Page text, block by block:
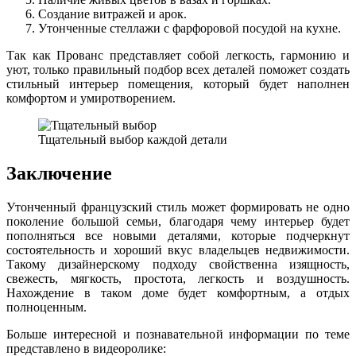
Создание витражей и арок.
Утонченные стеллажи с фарфоровой посудой на кухне.
Так как Прованс представляет собой легкость, гармонию и
уют, только правильный подбор всех деталей поможет создать
стильный интерьер помещения, который будет наполнен
комфортом и умиротворением.
Тщательный выбор каждой детали
Заключение
Утонченный французский стиль может формировать не одно
поколение большой семьи, благодаря чему интерьер будет
пополняться все новыми деталями, которые подчеркнут
состоятельность и хороший вкус владельцев недвижимости.
Такому дизайнерскому подходу свойственна изящность,
свежесть, мягкость, простота, легкость и воздушность.
Нахождение в таком доме будет комфортным, а отдых
полноценным.
Больше интересной и познавательной информации по теме
представлено в видеоролике: